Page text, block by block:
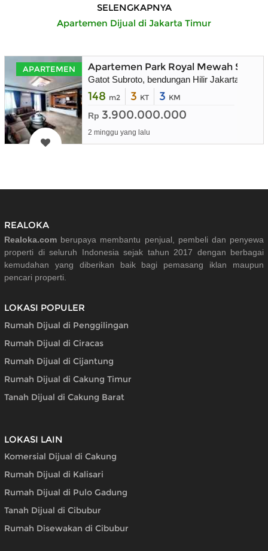
SELENGKAPNYA
Apartemen Dijual di Jakarta Timur
APARTEMEN Apartemen Park Royal Mewah
Gatot Subroto, bendungan Hilir Jakarta Pusat
148 m2 3 KT 3 KM
Rp 3.900.000.000
2 minggu yang lalu
REALOKA
Realoka.com berupaya membantu penjual, pembeli dan penyewa
properti di seluruh Indonesia sejak tahun 2017 dengan berbagai
kemudahan yang diberikan baik bagi pemasang iklan maupun
pencari properti.
LOKASI POPULER
Rumah Dijual di Penggilingan
Rumah Dijual di Ciracas
Rumah Dijual di Cijantung
Rumah Dijual di Cakung Timur
Tanah Dijual di Cakung Barat
LOKASI LAIN
Komersial Dijual di Cakung
Rumah Dijual di Kalisari
Rumah Dijual di Pulo Gadung
Tanah Dijual di Cibubur
Rumah Disewakan di Cibubur